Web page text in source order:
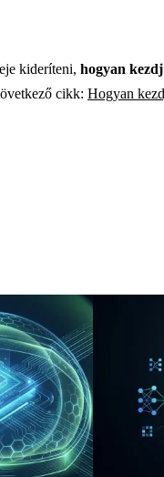
kideríteni, hogyan
cikk: Hogyan